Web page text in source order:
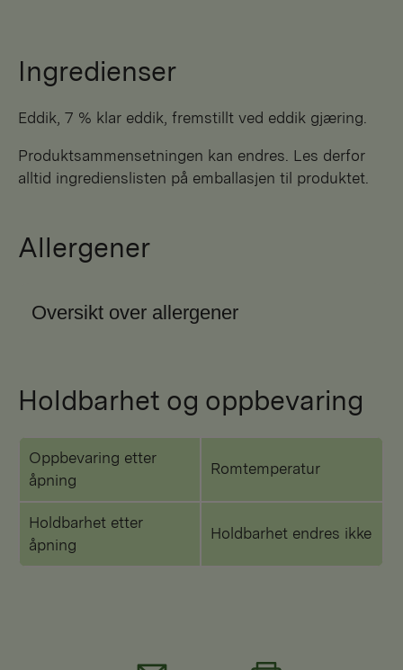
Ingredienser
eddik, 7 % klar eddik, fremstillt ved eddik gjæring.
Produktsammensetningen kan endres. Les derfor
alltid ingredienslisten på emballasjen til produktet.
Allergener
Oversikt over allergener
Holdbarhet og oppbevaring
Oppbevaring etter
åpning
Romtemperatur
Holdbarhet etter
åpning
Holdbarhet endres ikke